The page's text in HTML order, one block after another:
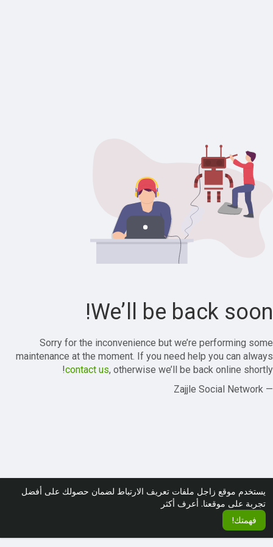
يستخدم موقع زاجل ملفات تعريف الارتباط لضمان حصولك على أفضل
تجربة على موقعنا. أعرف أكثر
فهمتك!
We’ll be back soon!
Sorry for the inconvenience but we’re performing some
maintenance at the moment. If you need help you can always
contact us, otherwise we’ll be back online shortly!
— Zajjle Social Network